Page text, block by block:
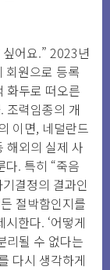
어요.” 2023년
회원으로 등록
화두로 떠오른
조력임종의 개
이면, 네덜란드
해외의 실제 사
다. 특히 “죽음
결정의 결과인
절박함인지를
한다. ‘어떻게
리될 수 없다는
다시 생각하게